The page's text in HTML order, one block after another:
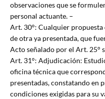
observaciones que se
personal actuante. –
Art. 30°: Cualquier
de otra ya presentada, que
Acto señalado por el Art. 25°
Art. 31°: Adjudicación:
oficina técnica que
presentadas, constatando en
condiciones exigidas para su